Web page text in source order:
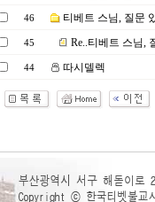
46 티베트 스님, 질문
45 Re..티베트 스님,
44 따시델렉